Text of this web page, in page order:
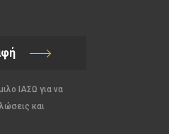
ΙΑΣΩ για να
και